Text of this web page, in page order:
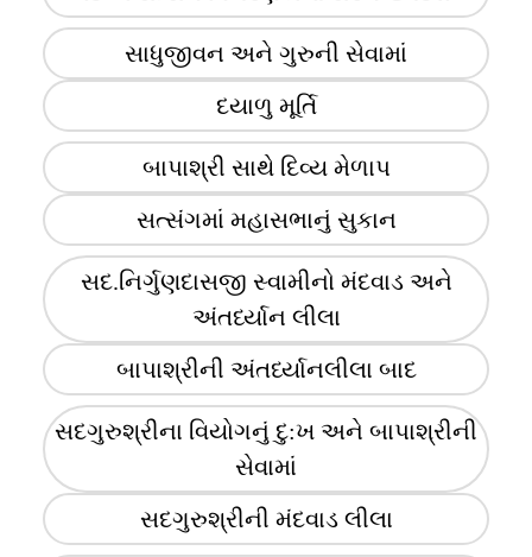
સાધુજીવન અને ગુરુની સેવામાં
દયાળુ મૂર્તિ
બાપાશ્રી સાથે દિવ્ય મેળાપ
સત્સંગમાં મહાસભાનું સુકાન
સદ.નિર્ગુણદાસજી સ્વામીનો મંદવાડ અને
અંતર્ધ્યાન લીલા
બાપાશ્રીની અંતર્ધ્યાનલીલા બાદ
સદગુરુશ્રીના વિયોગનું દુ:ખ અને બાપાશ્રીની
સેવામાં
સદગુરુશ્રીની મંદવાડ લીલા